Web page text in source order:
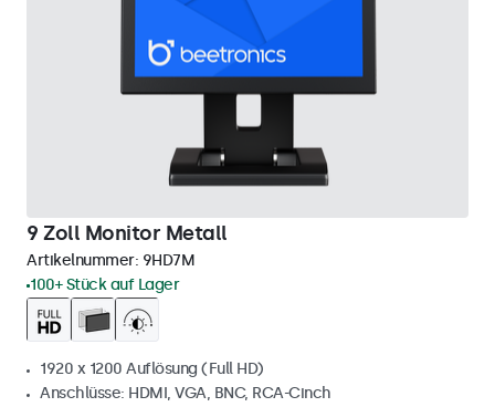
9 Zoll Monitor Metall
Artikelnummer: 9HD7M
100+ Stück auf Lager
1920 x 1200 Auflösung (Full HD)
Anschlüsse: HDMI, VGA, BNC, RCA-Cinch